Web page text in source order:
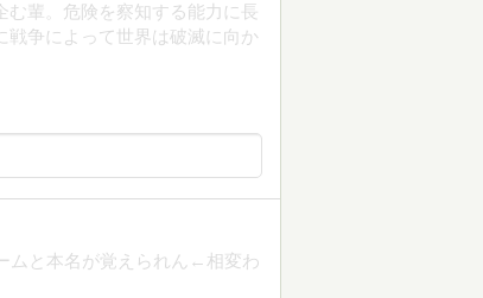
輩。危険を察知する能力に長
戦争によって世界は破滅に向か
ムと本名が覚えられん←相変わ